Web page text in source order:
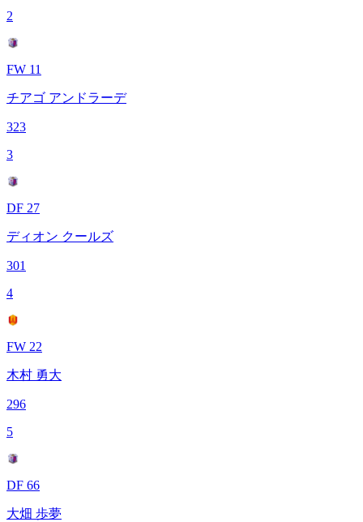
2
FW 11
チアゴ アンドラーデ
323
3
DF 27
ディオン クールズ
301
4
FW 22
木村 勇大
296
5
DF 66
大畑 歩夢